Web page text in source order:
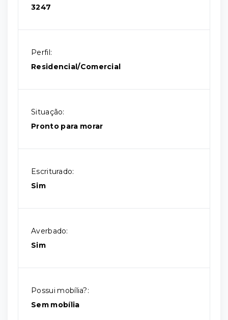
3247
Perfil:
Residencial/Comercial
Situação:
Pronto para morar
Escriturado:
Sim
Averbado:
Sim
Possui mobília?:
Sem mobília